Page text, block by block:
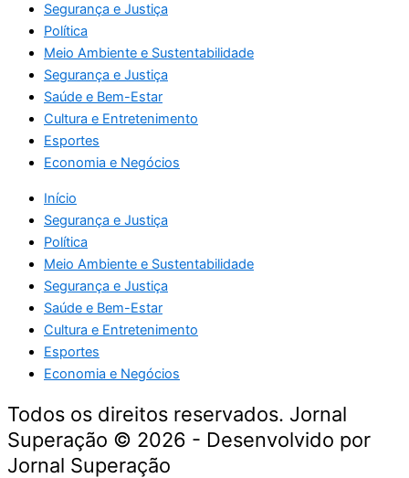
Segurança e Justiça
Política
Meio Ambiente e Sustentabilidade
Segurança e Justiça
Saúde e Bem-Estar
Cultura e Entretenimento
Esportes
Economia e Negócios
Início
Segurança e Justiça
Política
Meio Ambiente e Sustentabilidade
Segurança e Justiça
Saúde e Bem-Estar
Cultura e Entretenimento
Esportes
Economia e Negócios
Todos os direitos reservados. Jornal
Superação © 2026 - Desenvolvido por
Jornal Superação